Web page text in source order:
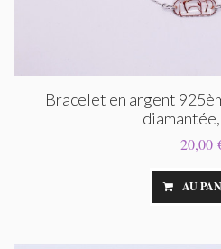
Bracelet en argent
20,00
AU